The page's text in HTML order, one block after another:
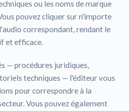
ou les noms de marque
pouvez cliquer sur n'importe
correspondant, rendant le
et efficace.
— procédures juridiques,
techniques — l'éditeur vous
pour correspondre à la
Vous pouvez également